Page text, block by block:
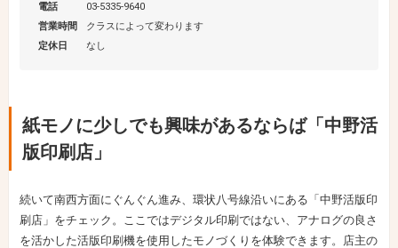
電話
03-5335-9640
営業時間
クラスによって変わります
定休日
なし
紙モノに少しでも興味があるならば「中野活
版印刷店」
続いて南西方面にぐんぐん進み、環状八号線沿いにある「中野活版印
刷店」をチェック。ここではデジタル印刷ではない、アナログの良さ
を活かした活版印刷機を使用したモノづくりを体験できます。店主の